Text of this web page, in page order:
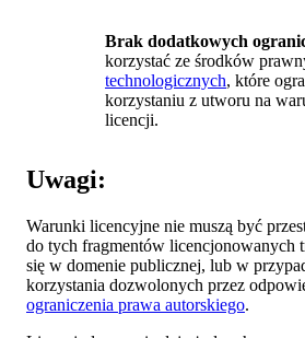
Brak dodatkowych
korzystać ze środków
technologicznych, które
korzystaniu z utworu na
licencji.
Uwagi:
Warunki licencyjne nie muszą być
do tych fragmentów licencjonowanych
się w domenie publicznej, lub w
korzystania dozwolonych przez
ograniczenia prawa autorskiego.